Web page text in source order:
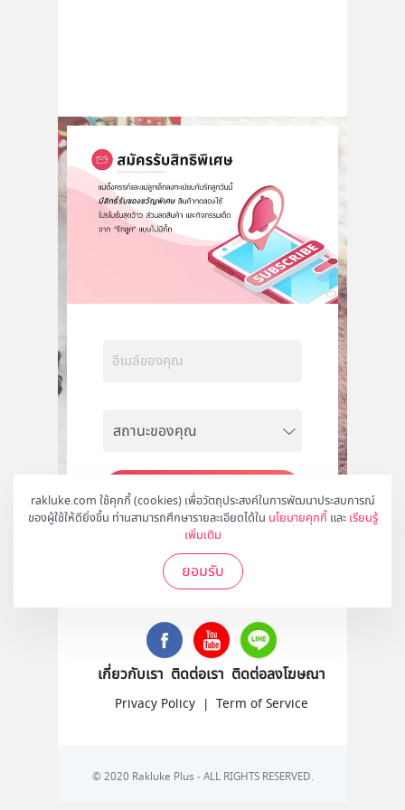
rakluke.com ใช้คุกกี้ (cookies) เพื่อวัตถุประสงค์ในการพัฒนาประสบการณ์
ของผู้ใช้ให้ดียิ่งขึ้น ท่านสามารถศึกษารายละเอียดได้ใน นโยบายคุกกี้ และ เรียนรู้
เพิ่มเติม
ยอมรับ
สมัคร
ติดตามเราได้ที่
เกี่ยวกับเรา ติดต่อเรา ติดต่อลงโฆษณา
Privacy Policy | Term of Service
© 2020 Rakluke Plus - ALL RIGHTS RESERVED.